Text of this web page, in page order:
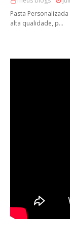
Pasta
alta qualidade, p…